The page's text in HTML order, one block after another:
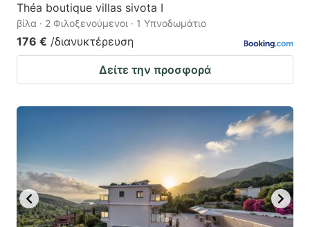
Théa boutique villas sivota I
βίλα · 2 Φιλοξενούμενοι · 1 Υπνοδωμάτιο
176 € /διανυκτέρευση
Δείτε την προσφορά